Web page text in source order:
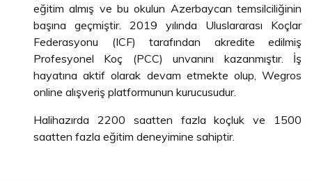
eğitim almış ve bu okulun Azerbaycan temsilciliğinin
başına geçmiştir. 2019 yılında Uluslararası Koçlar
Federasyonu (ICF) tarafından akredite edilmiş
Profesyonel Koç (PCC) unvanını kazanmıştır. İş
hayatına aktif olarak devam etmekte olup, Wegros
online alışveriş platformunun kurucusudur.
Halihazırda 2200 saatten fazla koçluk ve 1500
saatten fazla eğitim deneyimine sahiptir.